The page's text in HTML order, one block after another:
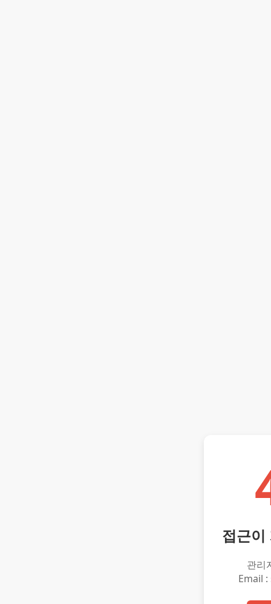
접근이
관리
Email